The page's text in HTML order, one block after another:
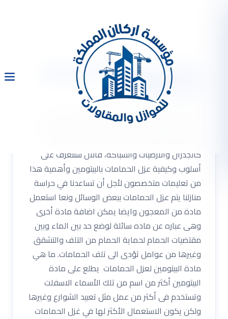
شركة عزل حمامات بالرياض
0533334179
حمامات بالبيتومين شركة عزل حمامات بالبيتومين له
كالجدران والأرضيات والسباكة، فالآن سنتعرف على
أسلوب وكيفية عزل الحمامات بالبيتومين وأهمية هذا
من تعليمات متخصصون لأجل أن تساعدنا في حراسة
منازلنا يتم عزل الحمامات ببعض الوسائل ونعا استعمل
مادة من المعجون وايضا يمكن اضافة مادة أخرى
وهى عباره عن ماده سائلة لوضع حد بين الماء وبين
مقتضيات الحمام لحماية الحمام من التلف والتشقق
وغيرها من عوامل تؤدى الى تلف الحمامات. ما هي
مادة البيتومين لعزل الحمامات يطلع على مادة
البيتومين أكثر من اسم من تلك الأسماء الاسفلت
وتستخدم فى أكثر من عمل مثل تعبيد الشوارع وغيرها
ولكن يكون الاستعمال الأكثر لها في غزل الحمامات